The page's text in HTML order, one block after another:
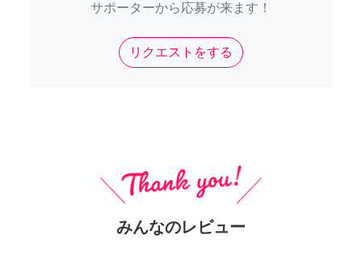
サポーターから応募が来ます！
リクエストをする
みんなのレビュー